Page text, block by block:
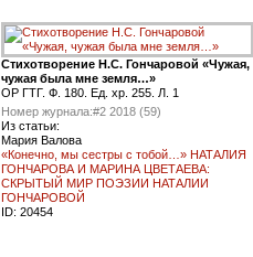
Стихотворение Н.С. Гончаровой «Чужая,
чужая была мне земля…»
ОР ГТГ. Ф. 180. Ед. хр. 255. Л. 1
Номер журнала:#2 2018 (59)
Из статьи:
Мария Валова
«Конечно, мы сестры с тобой…» НАТАЛИЯ
ГОНЧАРОВА И МАРИНА ЦВЕТАЕВА:
СКРЫТЫЙ МИР ПОЭЗИИ НАТАЛИИ
ГОНЧАРОВОЙ
ID: 20454